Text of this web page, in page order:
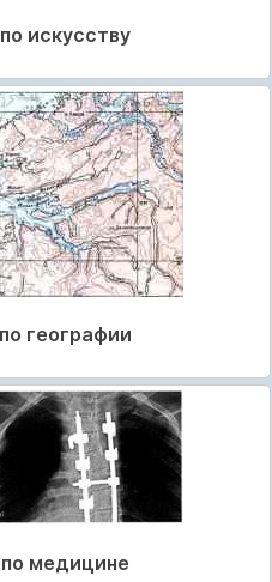
искусству
географии
медицине